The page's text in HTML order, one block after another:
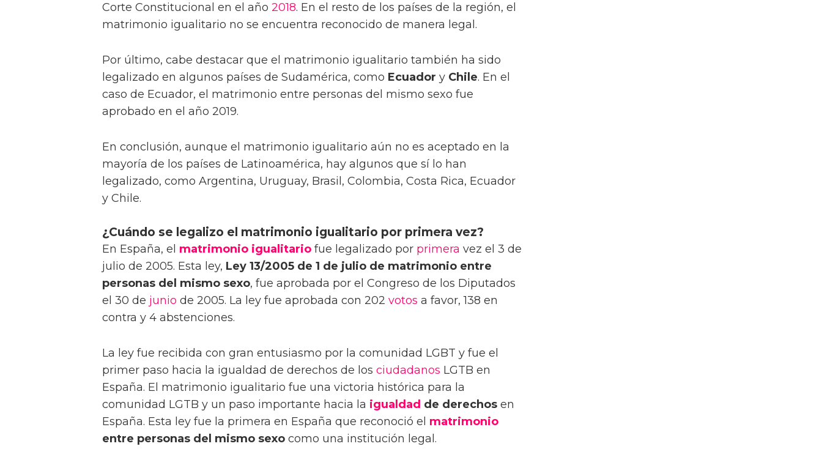
Corte Constitucional en el año 2018. En el resto de los países de la región, el
matrimonio igualitario no se encuentra reconocido de manera legal.
Por último, cabe destacar que el matrimonio igualitario también ha sido
legalizado en algunos países de Sudamérica, como Ecuador y Chile. En el
caso de Ecuador, el matrimonio entre personas del mismo sexo fue
aprobado en el año 2019.
En conclusión, aunque el matrimonio igualitario aún no es aceptado en la
mayoría de los países de Latinoamérica, hay algunos que sí lo han
legalizado, como Argentina, Uruguay, Brasil, Colombia, Costa Rica, Ecuador
y Chile.
¿Cuándo se legalizo el matrimonio igualitario por primera vez?
En España, el matrimonio igualitario fue legalizado por primera vez el 3 de
julio de 2005. Esta ley, Ley 13/2005 de 1 de julio de matrimonio entre
personas del mismo sexo, fue aprobada por el Congreso de los Diputados
el 30 de junio de 2005. La ley fue aprobada con 202 votos a favor, 138 en
contra y 4 abstenciones.
La ley fue recibida con gran entusiasmo por la comunidad LGBT y fue el
primer paso hacia la igualdad de derechos de los ciudadanos LGTB en
España. El matrimonio igualitario fue una victoria histórica para la
comunidad LGTB y un paso importante hacia la igualdad de derechos en
España. Esta ley fue la primera en España que reconoció el matrimonio
entre personas del mismo sexo como una institución legal.